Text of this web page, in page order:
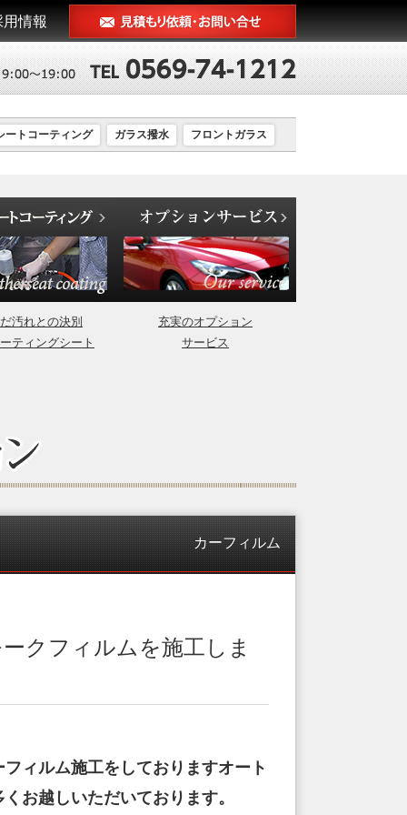
用情報
ートコーティング ガラス撥水 フロントガラス
汚れとの決別
ティングシート
充実のオプション
サービス
カーフィルム
クフィルムを施工しま
ィルム施工をしておりますオート
お越しいただいております。